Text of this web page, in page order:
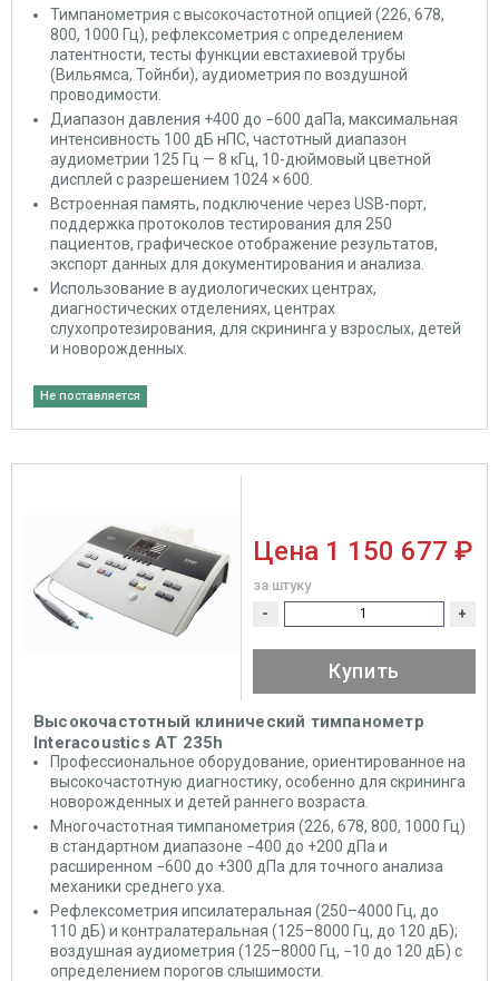
Тимпанометрия с высокочастотной опцией (226, 678,
800, 1000 Гц), рефлексометрия с определением
латентности, тесты функции евстахиевой трубы
(Вильямса, Тойнби), аудиометрия по воздушной
проводимости.
Диапазон давления +400 до −600 даПа, максимальная
интенсивность 100 дБ нПС, частотный диапазон
аудиометрии 125 Гц — 8 кГц, 10-дюймовый цветной
дисплей с разрешением 1024 × 600.
Встроенная память, подключение через USB-порт,
поддержка протоколов тестирования для 250
пациентов, графическое отображение результатов,
экспорт данных для документирования и анализа.
Использование в аудиологических центрах,
диагностических отделениях, центрах
слухопротезирования, для скрининга у взрослых, детей
и новорожденных.
Не поставляется
Высокочастотный клинический тимпанометр
Interacoustics AT 235h
Профессиональное оборудование, ориентированное на
высокочастотную диагностику, особенно для скрининга
новорожденных и детей раннего возраста.
Многочастотная тимпанометрия (226, 678, 800, 1000 Гц)
в стандартном диапазоне −400 до +200 дПа и
расширенном −600 до +300 дПа для точного анализа
механики среднего уха.
Рефлексометрия ипсилатеральная (250–4000 Гц, до
110 дБ) и контралатеральная (125–8000 Гц, до 120 дБ);
воздушная аудиометрия (125–8000 Гц, −10 до 120 дБ) с
определением порогов слышимости.
Цена 1 150 677 ₽
за штуку
- +
Купить